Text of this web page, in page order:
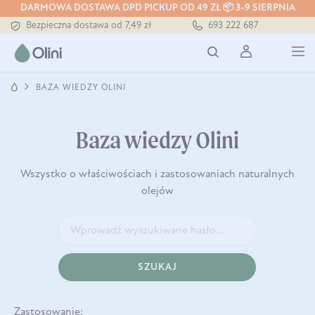
DARMOWA DOSTAWA DPD PICKUP OD 49 ZŁ 📦 3-9 SIERPNIA
Bezpieczna dostawa od 7,49 zł
Darmowa dostawa od 199 zł
Tłoczony zawsze na zimno
693 222 687
BAZA WIEDZY OLINI
Baza wiedzy Olini
Wszystko o właściwościach i zastosowaniach naturalnych
olejów
SZUKAJ
Zastosowanie: